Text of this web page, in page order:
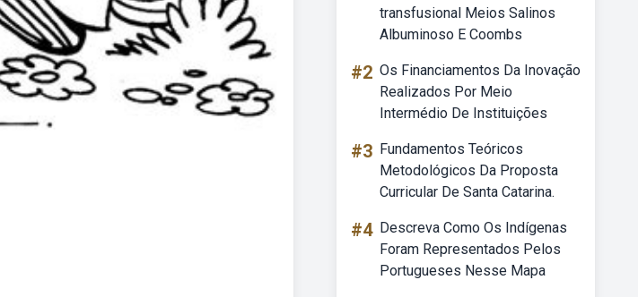
transfusional Meios Salinos
Albuminoso E Coombs
#2 Os Financiamentos Da Inovação
Realizados Por Meio
Intermédio De Instituições
#3 Fundamentos Teóricos
Metodológicos Da Proposta
Curricular De Santa Catarina.
#4 Descreva Como Os Indígenas
Foram Representados Pelos
Portugueses Nesse Mapa